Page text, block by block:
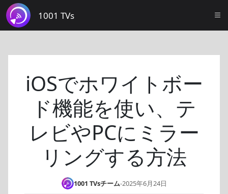
1001 TVs
iOSでホワイトボー
ド機能を使い、テ
レビやPCにミラー
リングする方法
1001 TVsチーム-2025年6月24日